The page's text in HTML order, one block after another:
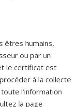
êtres humains,
ou par un
le certificat est
à la collecte
l’information
la page